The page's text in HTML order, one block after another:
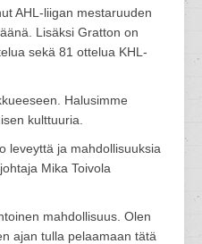
AHL-liigan mestaruuden
Lisäksi Gratton on
sekä 81 ottelua KHL-
Halusimme
kulttuuria.
leveyttä ja mahdollisuuksia
Mika Toivola
mahdollisuus. Olen
ajan tulla pelaamaan tätä